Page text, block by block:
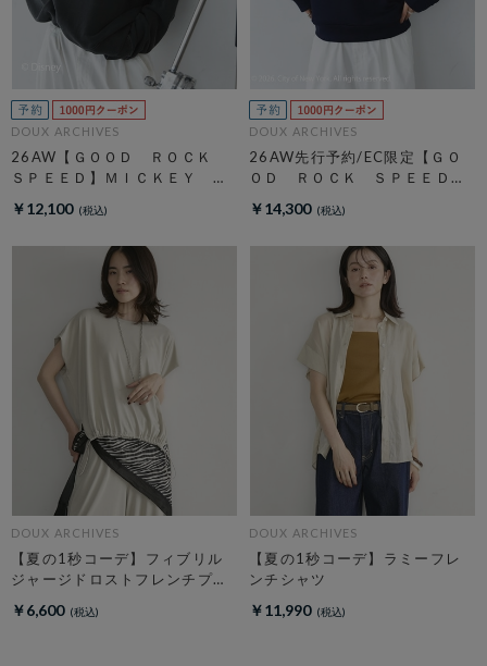
DOUX ARCHIVES
26AW【ＧＯＯＤ ＲＯＣＫ
ＳＰＥＥＤ】ＭＩＣＫＥＹ
￥12,100
DOUX ARCHIVES
26AW先行予約/EC限定【ＧＯ
ＯＤ ＲＯＣＫ ＳＰＥＥＤ】
￥14,300
DOUX ARCHIVES
【夏の1秒コーデ】フィブリル
ジャージドロストフレンチプル
￥6,600
DOUX ARCHIVES
【夏の1秒コーデ】ラミーフレ
ンチシャツ
￥11,990